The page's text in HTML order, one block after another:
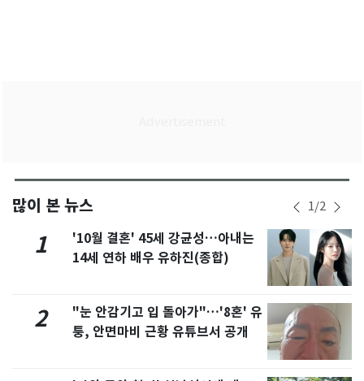
많이 본 뉴스 1/2
1
'10월 결혼' 45세 강균성…아내는
14세 연하 배우 유하진(종합)
2
"눈 안감기고 입 돌아가"…'8혼' 유
퉁, 안면마비 근황 유튜브서 공개